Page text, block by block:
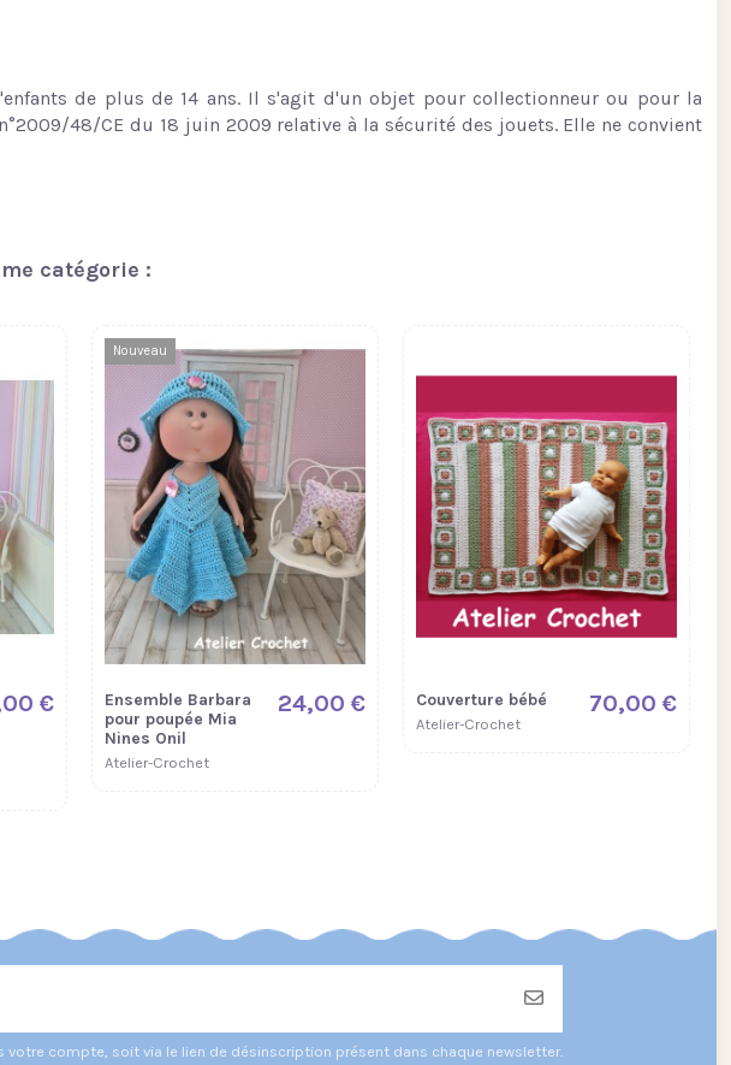
de plus de 14 ans. Il s'agit d'un objet pour collectionneur ou pour la
48/CE du 18 juin 2009 relative à la sécurité des jouets. Elle ne convient
catégorie :
€
Nouveau
Ensemble Barbara
pour poupée Mia
Nines Onil
Atelier-Crochet
24,00 € Couverture bébé
Atelier-Crochet
70,00 €
compte, soit via le lien de désinscription présent dans chaque newsletter.